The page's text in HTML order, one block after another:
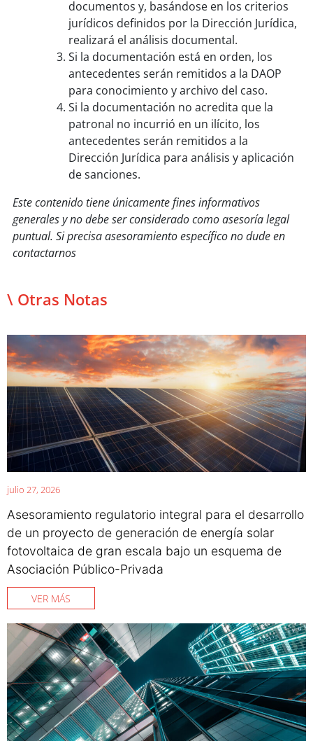
documentos y, basándose en los criterios
jurídicos definidos por la Dirección Jurídica,
realizará el análisis documental.
Si la documentación está en orden, los
antecedentes serán remitidos a la DAOP
para conocimiento y archivo del caso.
Si la documentación no acredita que la
patronal no incurrió en un ilícito, los
antecedentes serán remitidos a la
Dirección Jurídica para análisis y aplicación
de sanciones.
Este contenido tiene únicamente fines informativos
generales y no debe ser considerado como asesoría legal
puntual. Si precisa asesoramiento específico no dude en
contactarnos
\ Otras Notas
julio 27, 2026
Asesoramiento regulatorio integral para el desarrollo
de un proyecto de generación de energía solar
fotovoltaica de gran escala bajo un esquema de
Asociación Público-Privada
VER MÁS